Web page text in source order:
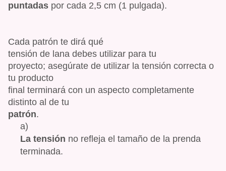
puntadas por cada 2,5 cm (1 pulgada).
Cada patrón te dirá qué
tensión de lana debes utilizar para tu
proyecto; asegúrate de utilizar la tensión correcta o
tu producto
final terminará con un aspecto completamente
distinto al de tu
patrón.
a)
La tensión no refleja el tamaño de la prenda
terminada.